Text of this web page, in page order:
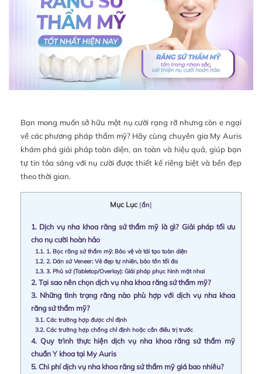
Bạn mong muốn sở hữu một nụ cười rạng rỡ nhưng còn e ngại
về các phương pháp thẩm mỹ? Hãy cùng chuyên gia My Auris
khám phá giải pháp toàn diện, an toàn và hiệu quả, giúp bạn
tự tin tỏa sáng với nụ cười được thiết kế riêng biệt và bền đẹp
theo thời gian.
Mục Lục [ẩn]
1. Dịch vụ nha khoa răng sứ thẩm mỹ là gì? Giải pháp tối ưu
cho nụ cười hoàn hảo
1.1. 1. Bọc răng sứ thẩm mỹ: Bảo vệ và tái tạo toàn diện
1.2. 2. Dán sứ Veneer: Vẻ đẹp tự nhiên, bảo tồn tối đa
1.3. 3. Phủ sứ (Tabletop/Overlay): Giải pháp phục hình mặt nhai
2. Tại sao nên chọn dịch vụ nha khoa răng sứ thẩm mỹ?
3. Những tình trạng răng nào phù hợp với dịch vụ nha khoa
răng sứ thẩm mỹ?
3.1. Các trường hợp được chỉ định
3.2. Các trường hợp chống chỉ định hoặc cần điều trị trước
4. Quy trình thực hiện dịch vụ nha khoa răng sứ thẩm mỹ
chuẩn Y khoa tại My Auris
5. Chi phí dịch vụ nha khoa răng sứ thẩm mỹ giá bao nhiêu?